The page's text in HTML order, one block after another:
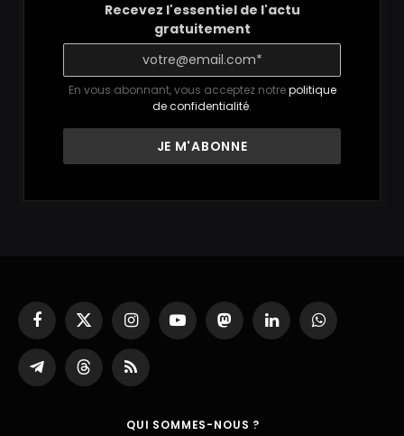
Recevez l'essentiel de l'actu
gratuitement
En vous abonnant, vous acceptez notrepolitique
de confidentialité.
Facebook
X
(Twitter)
InstagramYouTubeMastodonLinkedInWhatsApp
Partager
sur
ThreadsRSS
QUI SOMMES-NOUS ?